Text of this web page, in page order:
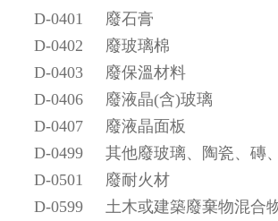
D-0401
廢石膏
D-0402
廢玻璃棉
D-0403
廢保溫材料
D-0406
廢液晶(含)玻璃
D-0407
廢液晶面板
D-0499
其他廢玻璃、陶瓷、磚
D-0501
廢耐火材
D-0599
土木或建築廢棄物混合